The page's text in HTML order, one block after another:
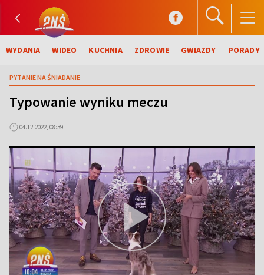
WYDANIA WIDEO KUCHNIA ZDROWIE GWIAZDY PORADY
PYTANIE NA ŚNIADANIE
Typowanie wyniku meczu
04.12.2022, 08:39